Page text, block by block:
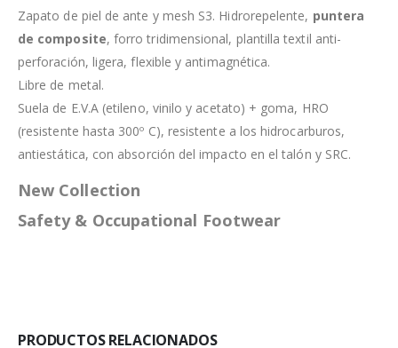
Zapato de piel de ante y mesh S3. Hidrorepelente, puntera
de composite, forro tridimensional, plantilla textil anti-
perforación, ligera, flexible y antimagnética.
Libre de metal.
Suela de E.V.A (etileno, vinilo y acetato) + goma, HRO
(resistente hasta 300º C), resistente a los hidrocarburos,
antiestática, con absorción del impacto en el talón y SRC.
New Collection
Safety & Occupational Footwear
PRODUCTOS RELACIONADOS